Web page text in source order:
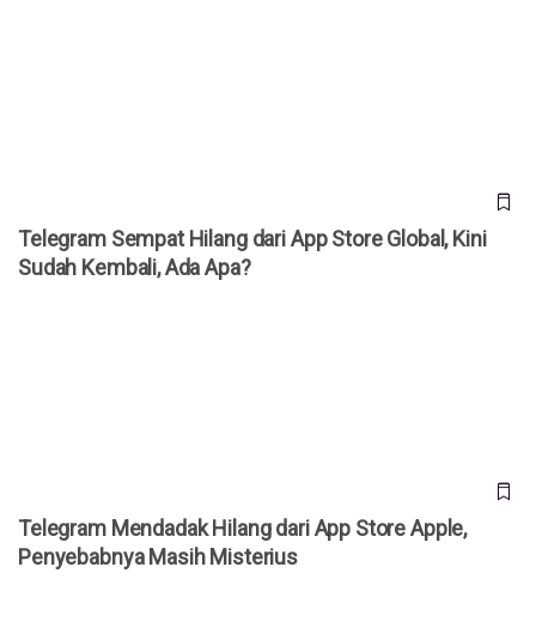
Telegram Sempat Hilang dari App Store Global, Kini
Sudah Kembali, Ada Apa?
Telegram Mendadak Hilang dari App Store Apple,
Penyebabnya Masih Misterius